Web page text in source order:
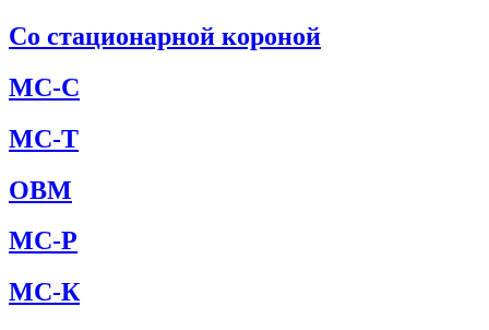
Со стационарной короной
МС-С
МС-Т
ОВМ
МС-Р
МС-К